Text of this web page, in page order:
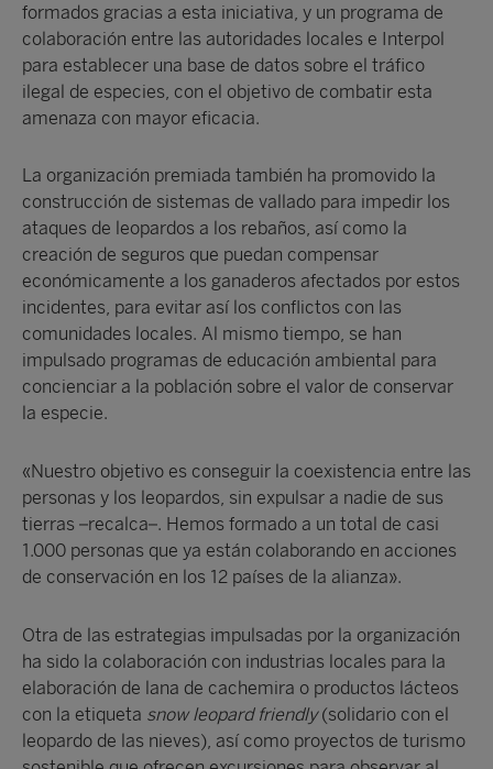
formados gracias a esta iniciativa, y un programa de
colaboración entre las autoridades locales e Interpol
para establecer una base de datos sobre el tráfico
ilegal de especies, con el objetivo de combatir esta
amenaza con mayor eficacia.
La organización premiada también ha promovido la
construcción de sistemas de vallado para impedir los
ataques de leopardos a los rebaños, así como la
creación de seguros que puedan compensar
económicamente a los ganaderos afectados por estos
incidentes, para evitar así los conflictos con las
comunidades locales. Al mismo tiempo, se han
impulsado programas de educación ambiental para
concienciar a la población sobre el valor de conservar
la especie.
«Nuestro objetivo es conseguir la coexistencia entre las
personas y los leopardos, sin expulsar a nadie de sus
tierras –recalca–. Hemos formado a un total de casi
1.000 personas que ya están colaborando en acciones
de conservación en los 12 países de la alianza».
Otra de las estrategias impulsadas por la organización
ha sido la colaboración con industrias locales para la
elaboración de lana de cachemira o productos lácteos
con la etiqueta snow leopard friendly(solidario con el
leopardo de las nieves), así como proyectos de turismo